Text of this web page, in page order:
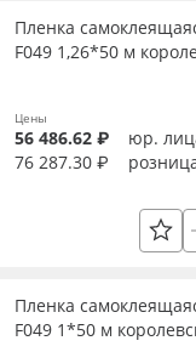
Пленка
F049 1,26*50 м
Цены
56 486.62 ₽
юр.
76 287.30 ₽
Пленка
F049 1*50 м